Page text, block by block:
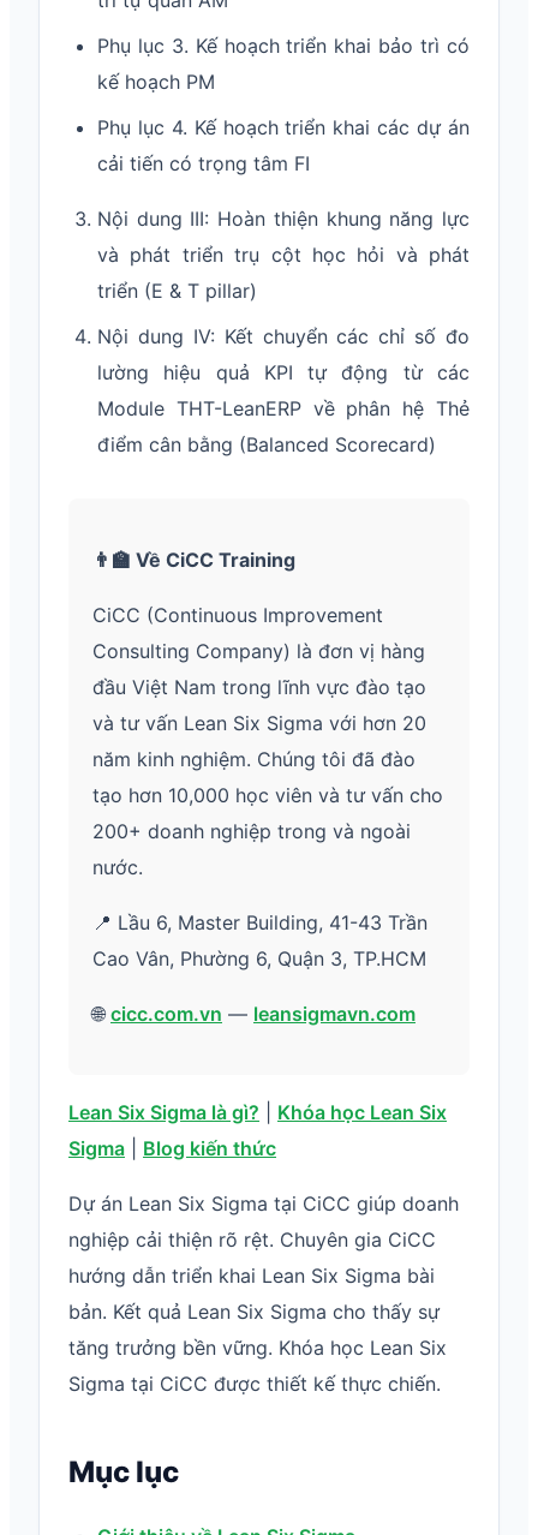
Phụ lục 3. Kế hoạch triển khai bảo trì có
kế hoạch PM
Phụ lục 4. Kế hoạch triển khai các dự án
cải tiến có trọng tâm FI
Nội dung III: Hoàn thiện khung năng lực
và phát triển trụ cột học hỏi và phát
triển (E & T pillar)
Nội dung IV: Kết chuyển các chỉ số đo
lường hiệu quả KPI tự động từ các
Module THT-LeanERP về phân hệ Thẻ
điểm cân bằng (Balanced Scorecard)
👨‍🏫 Về CiCC Training
CiCC (Continuous Improvement
Consulting Company) là đơn vị hàng
đầu Việt Nam trong lĩnh vực đào tạo
và tư vấn Lean Six Sigma với hơn 20
năm kinh nghiệm. Chúng tôi đã đào
tạo hơn 10,000 học viên và tư vấn cho
200+ doanh nghiệp trong và ngoài
nước.
📍 Lầu 6, Master Building, 41-43 Trần
Cao Vân, Phường 6, Quận 3, TP.HCM
🌐 cicc.com.vn — leansigmavn.com
Lean Six Sigma là gì?
Khóa học Lean Six
Sigma
Blog kiến thức
Dự án Lean Six Sigma tại CiCC giúp doanh
nghiệp cải thiện rõ rệt. Chuyên gia CiCC
hướng dẫn triển khai Lean Six Sigma bài
bản. Kết quả Lean Six Sigma cho thấy sự
tăng trưởng bền vững. Khóa học Lean Six
Sigma tại CiCC được thiết kế thực chiến.
Mục lục